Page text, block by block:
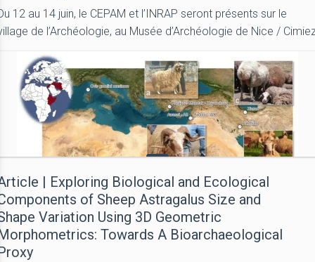
12 au 14 juin, le CEPAM et l’INRAP seront présents sur le
de l’Archéologie, au Musée d’Archéologie de Nice /
| Exploring Biological and Ecological
of Sheep Astragalus Size and
Variation Using 3D Geometric
Towards A Bioarchaeological